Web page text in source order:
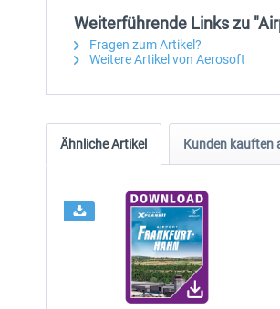
Weiterführende Links zu
Fragen zum Artikel?
Weitere Artikel von Aerosoft
Ähnliche Artikel Kunden kauften